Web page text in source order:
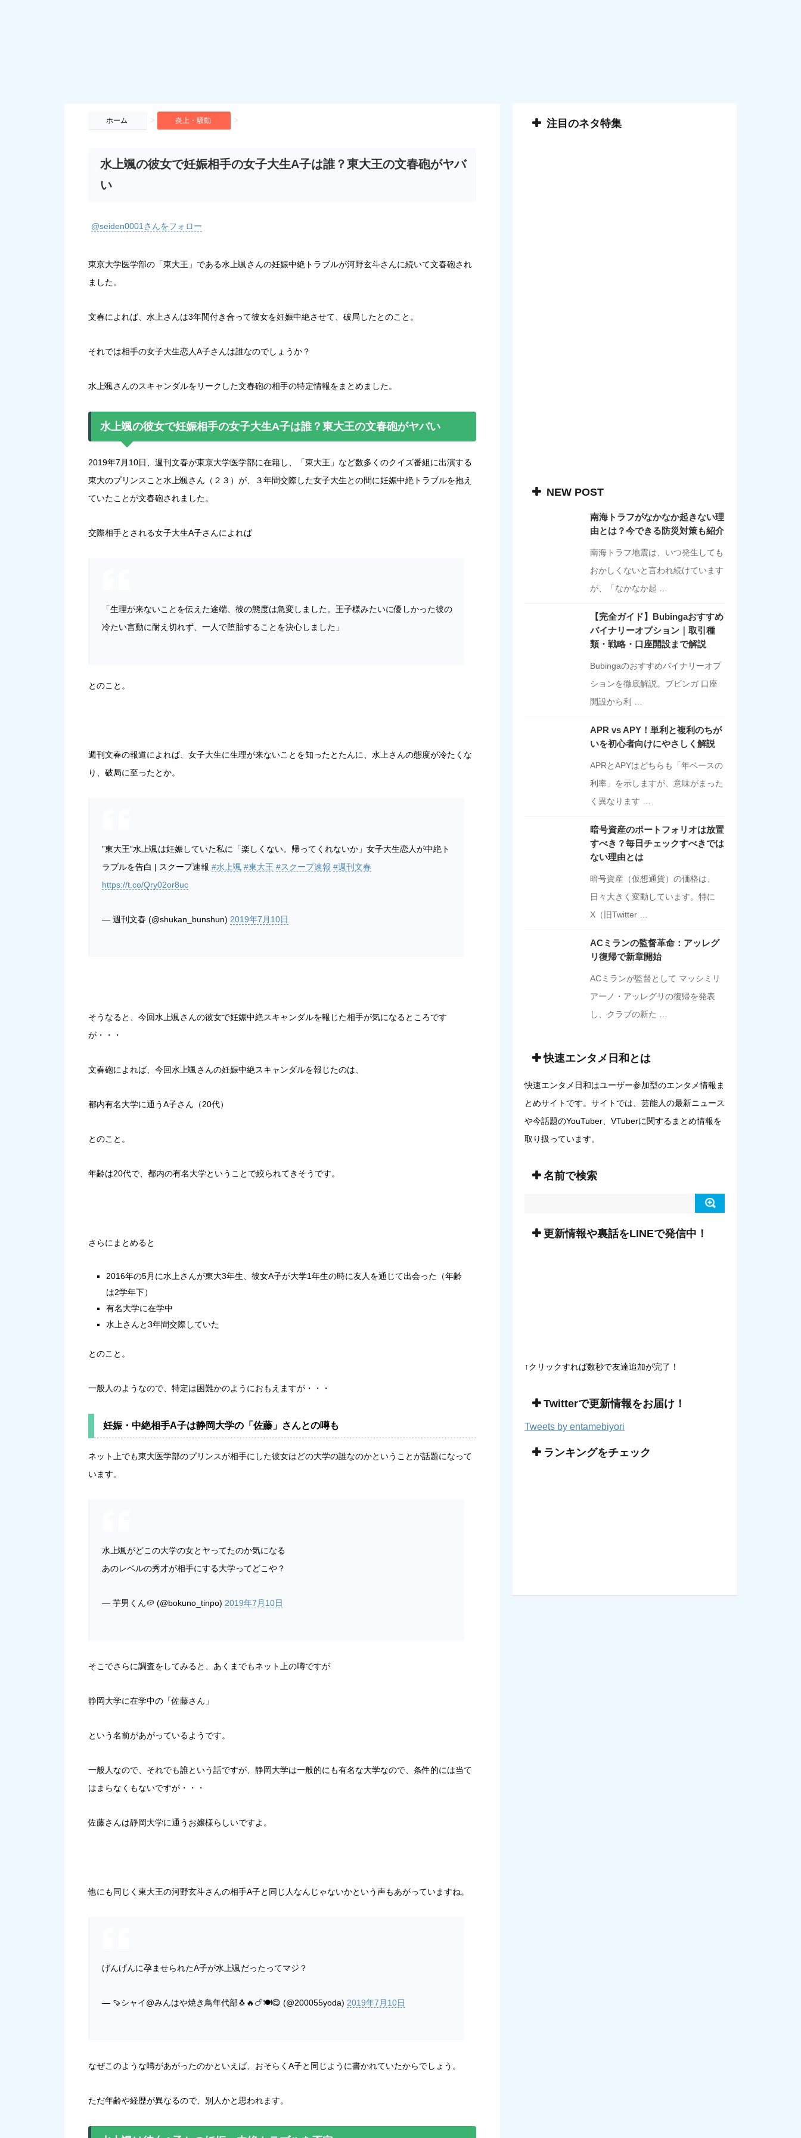
ホーム > 炎上・騒動 >
水上颯の彼女で妊娠相手の女子大生A子は誰？東大王の文春砲がヤバ
い
@seiden0001さんをフォロー
東京大学医学部の「東大王」である水上颯さんの妊娠中絶トラブルが河野玄斗さんに続いて文春砲され
ました。
文春によれば、水上さんは3年間付き合って彼女を妊娠中絶させて、破局したとのこと。
それでは相手の女子大生恋人A子さんは誰なのでしょうか？
水上颯さんのスキャンダルをリークした文春砲の相手の特定情報をまとめました。
水上颯の彼女で妊娠相手の女子大生A子は誰？東大王の文春砲がヤバい
2019年7月10日、週刊文春が東京大学医学部に在籍し、「東大王」など数多くのクイズ番組に出演する
東大のプリンスこと水上颯さん（２３）が、３年間交際した女子大生との間に妊娠中絶トラブルを抱え
ていたことが文春砲されました。
交際相手とされる女子大生A子さんによれば
「生理が来ないことを伝えた途端、彼の態度は急変しました。王子様みたいに優しかった彼の
冷たい言動に耐え切れず、一人で堕胎することを決心しました」
とのこと。
週刊文春の報道によれば、女子大生に生理が来ないことを知ったとたんに、水上さんの態度が冷たくな
り、破局に至ったとか。
”東大王”水上颯は妊娠していた私に「楽しくない。帰ってくれないか」女子大生恋人が中絶ト
ラブルを告白 | スクープ速報 #水上颯 #東大王 #スクープ速報 #週刊文春
https://t.co/Qry02or8uc
— 週刊文春 (@shukan_bunshun) 2019年7月10日
そうなると、今回水上颯さんの彼女で妊娠中絶スキャンダルを報じた相手が気になるところです
が・・・
文春砲によれば、今回水上颯さんの妊娠中絶スキャンダルを報じたのは、
都内有名大学に通うA子さん（20代）
とのこと。
年齢は20代で、都内の有名大学ということで絞られてきそうです。
さらにまとめると
2016年の5月に水上さんが東大3年生、彼女A子が大学1年生の時に友人を通じて出会った（年齢
は2学年下）
有名大学に在学中
水上さんと3年間交際していた
とのこと。
一般人のようなので、特定は困難かのようにおもえますが・・・
妊娠・中絶相手A子は静岡大学の「佐藤」さんとの噂も
ネット上でも東大医学部のプリンスが相手にした彼女はどの大学の誰なのかということが話題になって
います。
水上颯がどこの大学の女とヤってたのか気になる
あのレベルの秀才が相手にする大学ってどこや？
— 芋男くん🥔 (@bokuno_tinpo) 2019年7月10日
そこでさらに調査をしてみると、あくまでもネット上の噂ですが
静岡大学に在学中の「佐藤さん」
という名前があがっているようです。
一般人なので、それでも誰という話ですが、静岡大学は一般的にも有名な大学なので、条件的には当て
はまらなくもないですが・・・
佐藤さんは静岡大学に通うお嬢様らしいですよ。
他にも同じく東大王の河野玄斗さんの相手A子と同じ人なんじゃないかという声もあがっていますね。
げんげんに孕ませられたA子が水上颯だったってマジ？
— 🍠シャイ@みんはや焼き鳥年代部🐧🔥🍗🍽😋 (@200055yoda) 2019年7月10日
なぜこのような噂があがったのかといえば、おそらくA子と同じように書かれていたからでしょう。
ただ年齢や経歴が異なるので、別人かと思われます。
注目のネタ特集
NEW POST
南海トラフがなかなか起きない理
由とは？今できる防災対策も紹介
南海トラフ地震は、いつ発生しても
おかしくないと言われ続けています
が、「なかなか起 …
【完全ガイド】Bubingaおすすめ
バイナリーオプション｜取引種
類・戦略・口座開設まで解説
Bubingaのおすすめバイナリーオプ
ションを徹底解説。ブビンガ 口座
開設から利 …
APR vs APY！単利と複利のちが
いを初心者向けにやさしく解説
APRとAPYはどちらも「年ベースの
利率」を示しますが、意味がまった
く異なります …
暗号資産のポートフォリオは放置
すべき？毎日チェックすべきでは
ない理由とは
暗号資産（仮想通貨）の価格は、
日々大きく変動しています。特に
X（旧Twitter …
ACミランの監督革命：アッレグ
リ復帰で新章開始
ACミランが監督として マッシミリ
アーノ・アッレグリの復帰を発表
し、クラブの新た …
快速エンタメ日和とは
快速エンタメ日和はユーザー参加型のエンタメ情報ま
とめサイトです。サイトでは、芸能人の最新ニュース
や今話題のYouTuber、VTuberに関するまとめ情報を
取り扱っています。
名前で検索
更新情報や裏話をLINEで発信中！
↑クリックすれば数秒で友達追加が完了！
Twitterで更新情報をお届け！
Tweets by entamebiyori
ランキングをチェック